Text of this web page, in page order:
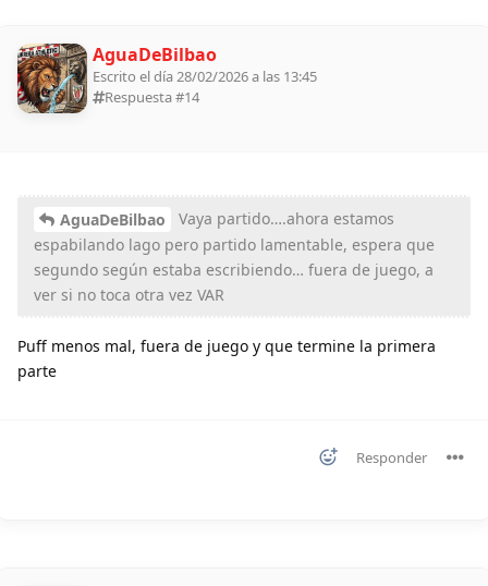
AguaDeBilbao
Escrito el día 28/02/2026 a las 13:45
Respuesta #14
AguaDeBilbao
Vaya partido….ahora estamos
espabilando lago pero partido lamentable, espera que
segundo según estaba escribiendo… fuera de juego, a
ver si no toca otra vez VAR
Puff menos mal, fuera de juego y que termine la primera
parte
Responder